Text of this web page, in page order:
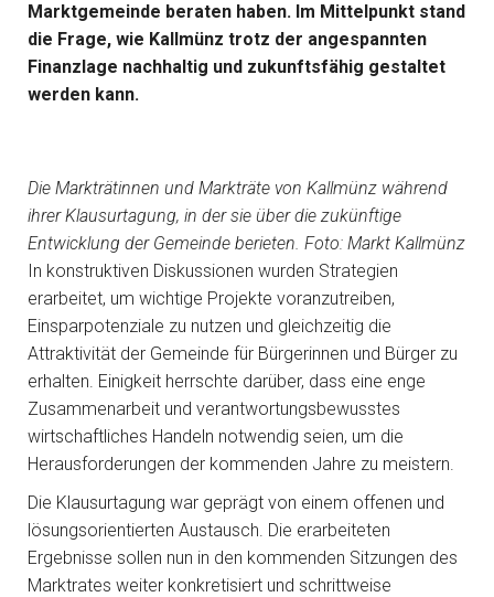
Marktgemeinde beraten haben. Im Mittelpunkt stand
die Frage, wie Kallmünz trotz der angespannten
Finanzlage nachhaltig und zukunftsfähig gestaltet
werden kann.
Die Markträtinnen und Markträte von Kallmünz während
ihrer Klausurtagung, in der sie über die zukünftige
Entwicklung der Gemeinde berieten. Foto: Markt Kallmünz
In konstruktiven Diskussionen wurden Strategien
erarbeitet, um wichtige Projekte voranzutreiben,
Einsparpotenziale zu nutzen und gleichzeitig die
Attraktivität der Gemeinde für Bürgerinnen und Bürger zu
erhalten. Einigkeit herrschte darüber, dass eine enge
Zusammenarbeit und verantwortungsbewusstes
wirtschaftliches Handeln notwendig seien, um die
Herausforderungen der kommenden Jahre zu meistern.
Die Klausurtagung war geprägt von einem offenen und
lösungsorientierten Austausch. Die erarbeiteten
Ergebnisse sollen nun in den kommenden Sitzungen des
Marktrates weiter konkretisiert und schrittweise